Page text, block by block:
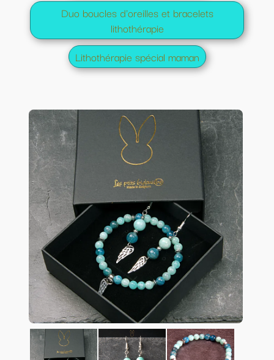
Duo boucles d'oreilles et bracelets
lithothérapie
Lithothérapie spécial maman